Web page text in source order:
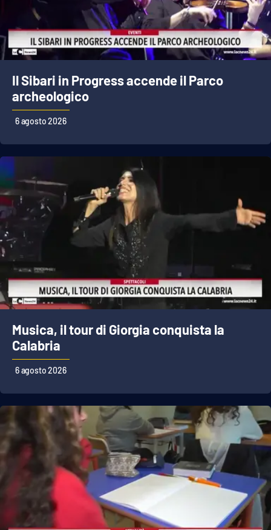
Il Sibari in Progress accende il Parco
archeologico
6 agosto 2026
Musica, il tour di Giorgia conquista la
Calabria
6 agosto 2026